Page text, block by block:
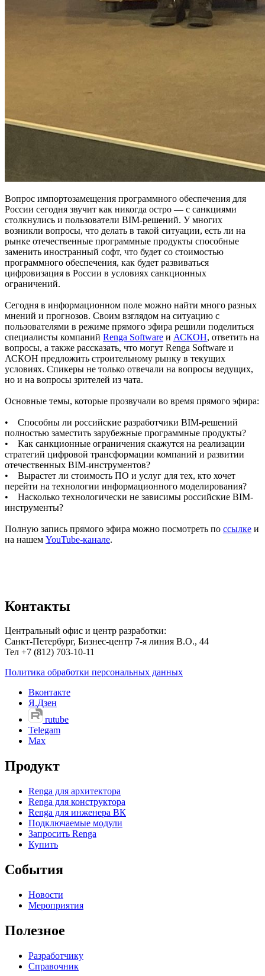
Вопрос импортозамещения программного обеспечения для
России сегодня звучит как никогда остро — с санкциями
столкнулись и пользователи BIM-решений. У многих
возникли вопросы, что делать в такой ситуации, есть ли на
рынке отечественные программные продукты способные
заменить иностранный софт, что будет со стоимостью
программного обеспечения, как будет развиваться
цифровизация в России в условиях санкционных
ограничений.
Сегодня в информационном поле можно найти много разных
мнений и прогнозов. Своим взглядом на ситуацию с
пользователями в режиме прямого эфира решили поделиться
специалисты компаний Renga Software и АСКОН, ответить на
вопросы, а также рассказать, что могут Renga Software и
АСКОН предложить строительному рынку в текущих
условиях. Спикеры не только отвечали на вопросы ведущих,
но и на вопросы зрителей из чата.
Основные темы, которые прозвучали во время прямого эфира:
• Способны ли российские разработчики BIM-решений
полностью заместить зарубежные программные продукты?
• Как санкционные ограничения скажутся на реализации
стратегий цифровой трансформации компаний и развитии
отечественных BIM-инструментов?
• Вырастет ли стоимость ПО и услуг для тех, кто хочет
перейти на технологии информационного моделирования?
• Насколько технологически не зависимы российские BIM-
инструменты?
Полную запись прямого эфира можно посмотреть по ссылке и
на нашем YouTube-канале.
Контакты
Центральный офис и центр разработки:
Санкт-Петербург, Бизнес-центр 7-я линия В.О., 44
Тел +7 (812) 703-10-11
Политика обработки персональных данных
Вконтакте
Я.Дзен
rutube
Telegam
Max
Продукт
Renga для архитектора
Renga для конструктора
Renga для инженера ВК
Подключаемые модули
Запросить Renga
Купить
События
Новости
Мероприятия
Полезное
Разработчику
Справочник